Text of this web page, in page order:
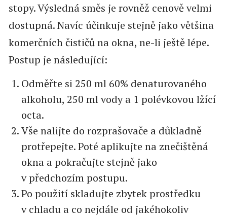
stopy. Výsledná směs je rovněž cenově velmi
dostupná. Navíc účinkuje stejně jako většina
komerčních čističů na okna, ne-li ještě lépe.
Postup je následující:
Odměřte si 250 ml 60% denaturovaného
alkoholu, 250 ml vody a 1 polévkovou lžící
octa.
Vše nalijte do rozprašovače a důkladně
protřepejte. Poté aplikujte na znečištěná
okna a pokračujte stejně jako
v předchozím postupu.
Po použití skladujte zbytek prostředku
v chladu a co nejdále od jakéhokoliv